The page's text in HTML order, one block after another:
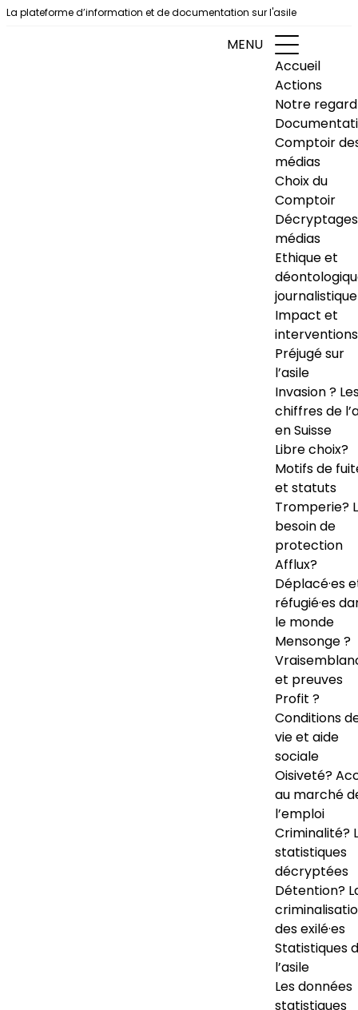
Aller au contenu
La plateforme d’information et de documentation sur l'asile
MENU
Accueil
Actions
Notre regard
Comptoir
médias
Choix du
Comptoir
Décryptages
médias
Ethique et
journalistique
Impact et
interventions
Préjugé sur
l’asile
Invasion ?
chiffres de
en Suisse
Libre choix?
Motifs de
et statuts
Tromperie?
besoin de
protection
Afflux?
Déplacé·es
réfugié·es
le monde
Mensonge ?
et preuves
Profit ?
Conditions
vie et aide
sociale
Oisiveté?
au marché
l’emploi
Criminalité?
statistiques
décryptées
Détention?
des exilé·es
Statistiques
l’asile
Les données
statistiques